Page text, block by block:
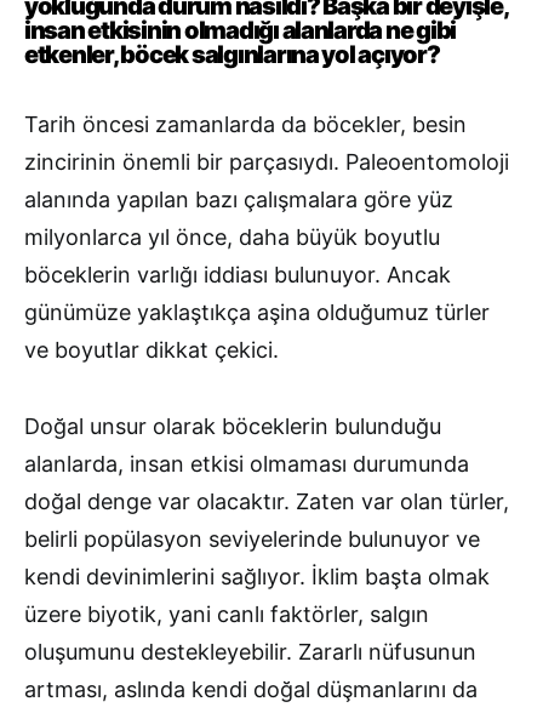
yokluğunda durum nasıldı? Başka bir deyişle,
insan etkisinin olmadığı alanlarda ne gibi
etkenler, böcek salgınlarına yol açıyor?
Tarih öncesi zamanlarda da böcekler, besin
zincirinin önemli bir parçasıydı. Paleoentomoloji
alanında yapılan bazı çalışmalara göre yüz
milyonlarca yıl önce, daha büyük boyutlu
böceklerin varlığı iddiası bulunuyor. Ancak
günümüze yaklaştıkça aşina olduğumuz türler
ve boyutlar dikkat çekici.
Doğal unsur olarak böceklerin bulunduğu
alanlarda, insan etkisi olmaması durumunda
doğal denge var olacaktır. Zaten var olan türler,
belirli popülasyon seviyelerinde bulunuyor ve
kendi devinimlerini sağlıyor. İklim başta olmak
üzere biyotik, yani canlı faktörler, salgın
oluşumunu destekleyebilir. Zararlı nüfusunun
artması, aslında kendi doğal düşmanlarını da